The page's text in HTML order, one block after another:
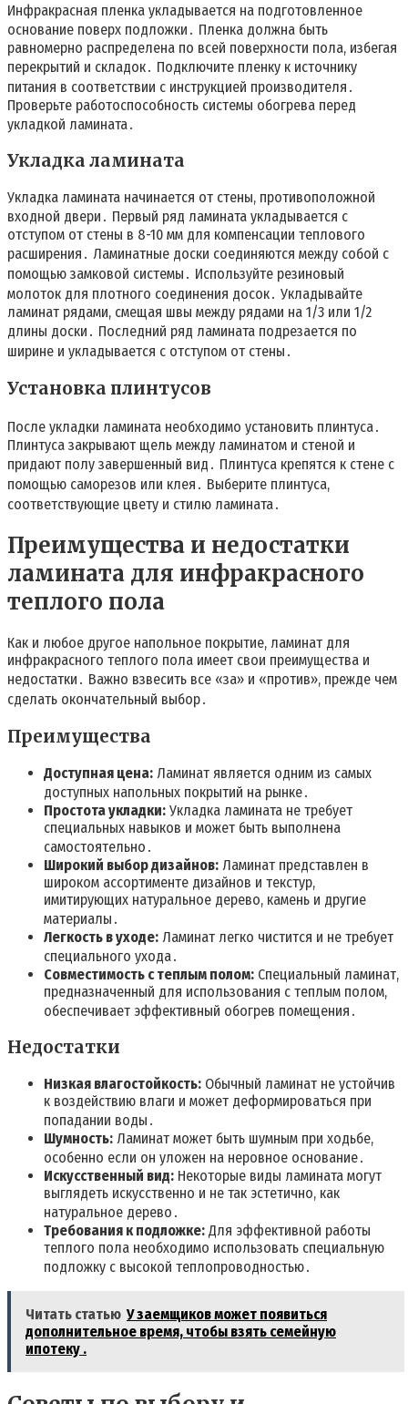
Инфракрасная пленка укладывается на подготовленное
основание поверх подложки․ Пленка должна быть
равномерно распределена по всей поверхности пола, избегая
перекрытий и складок․ Подключите пленку к источнику
питания в соответствии с инструкцией производителя․
Проверьте работоспособность системы обогрева перед
укладкой ламината․
Укладка ламината
Укладка ламината начинается от стены, противоположной
входной двери․ Первый ряд ламината укладывается с
отступом от стены в 8-10 мм для компенсации теплового
расширения․ Ламинатные доски соединяются между собой с
помощью замковой системы․ Используйте резиновый
молоток для плотного соединения досок․ Укладывайте
ламинат рядами, смещая швы между рядами на 1/3 или 1/2
длины доски․ Последний ряд ламината подрезается по
ширине и укладывается с отступом от стены․
Установка плинтусов
После укладки ламината необходимо установить плинтуса․
Плинтуса закрывают щель между ламинатом и стеной и
придают полу завершенный вид․ Плинтуса крепятся к стене с
помощью саморезов или клея․ Выберите плинтуса,
соответствующие цвету и стилю ламината․
Преимущества и недостатки
ламината для инфракрасного
теплого пола
Как и любое другое напольное покрытие, ламинат для
инфракрасного теплого пола имеет свои преимущества и
недостатки․ Важно взвесить все «за» и «против», прежде чем
сделать окончательный выбор․
Преимущества
Доступная цена: Ламинат является одним из самых
доступных напольных покрытий на рынке․
Простота укладки: Укладка ламината не требует
специальных навыков и может быть выполнена
самостоятельно․
Широкий выбор дизайнов: Ламинат представлен в
широком ассортименте дизайнов и текстур,
имитирующих натуральное дерево, камень и другие
материалы․
Легкость в уходе: Ламинат легко чистится и не требует
специального ухода․
Совместимость с теплым полом: Специальный ламинат,
предназначенный для использования с теплым полом,
обеспечивает эффективный обогрев помещения․
Недостатки
Низкая влагостойкость: Обычный ламинат не устойчив
к воздействию влаги и может деформироваться при
попадании воды․
Шумность: Ламинат может быть шумным при ходьбе,
особенно если он уложен на неровное основание․
Искусственный вид: Некоторые виды ламината могут
выглядеть искусственно и не так эстетично, как
натуральное дерево․
Требования к подложке: Для эффективной работы
теплого пола необходимо использовать специальную
подложку с высокой теплопроводностью․
Читать статью У заемщиков может появиться
дополнительное время, чтобы взять семейную
ипотеку .